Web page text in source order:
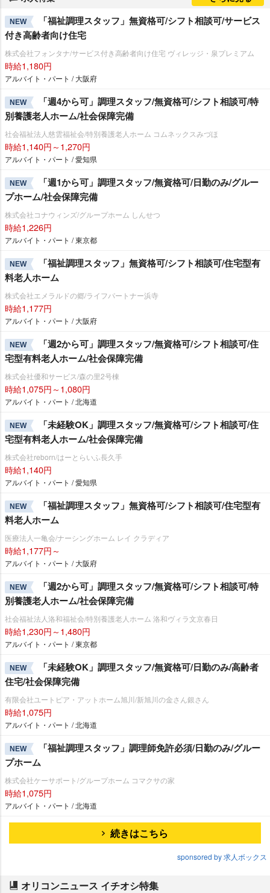
NEW
「福祉調理スタッフ」無資格可/シフト相談可/サービス
付き高齢者向け住宅
株式会社フォンタナ/サービス付き高齢者向け住宅 ヴィレッジ・泉プレミアム
時給1,180円
アルバイト・パート / 大阪府
NEW
「週4から可」調理スタッフ/無資格可/シフト相談可/特
別養護老人ホーム/社会保障完備
社会福祉法人慈雲福祉会/特別養護老人ホーム コムネックスみづほ
時給1,140円～1,270円
アルバイト・パート / 愛知県
NEW
「週1から可」調理スタッフ/無資格可/日勤のみ/グルー
プホーム/社会保障完備
株式会社コナウィンズ/グループホーム しんせつ
時給1,226円
アルバイト・パート / 東京都
NEW
「福祉調理スタッフ」無資格可/シフト相談可/住宅型有
料老人ホーム
株式会社エメラルドの郷/ライフパートナー浜寺
時給1,177円
アルバイト・パート / 大阪府
NEW
「週2から可」調理スタッフ/無資格可/シフト相談可/住
宅型有料老人ホーム/社会保障完備
株式会社優和サービス/森の里2号棟
時給1,075円～1,080円
アルバイト・パート / 北海道
NEW
「未経験OK」調理スタッフ/無資格可/シフト相談可/住
宅型有料老人ホーム/社会保障完備
株式会社reborn/はーとらいふ長久手
時給1,140円
アルバイト・パート / 愛知県
NEW
「福祉調理スタッフ」無資格可/シフト相談可/住宅型有
料老人ホーム
医療法人一亀会/ナーシングホーム レイ クラディア
時給1,177円～
アルバイト・パート / 大阪府
NEW
「週2から可」調理スタッフ/無資格可/シフト相談可/特
別養護老人ホーム/社会保障完備
社会福祉法人洛和福祉会/特別養護老人ホーム 洛和ヴィラ文京春日
時給1,230円～1,480円
アルバイト・パート / 東京都
NEW
「未経験OK」調理スタッフ/無資格可/日勤のみ/高齢者
住宅/社会保障完備
有限会社ユートピア・アットホーム旭川/新旭川の金さん銀さん
時給1,075円
アルバイト・パート / 北海道
NEW
「福祉調理スタッフ」調理師免許必須/日勤のみ/グルー
プホーム
株式会社ケーサポート/グループホーム コマクサの家
時給1,075円
アルバイト・パート / 北海道
続きはこちら
sponsored by 求人ボックス
オリコンニュース イチオシ特集